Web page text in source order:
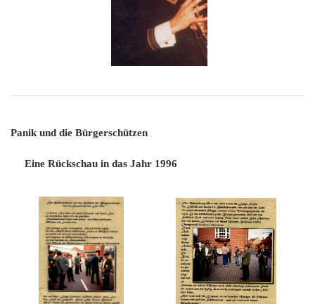
Panik und die Bürgerschützen
Eine Rückschau in das Jahr 1996